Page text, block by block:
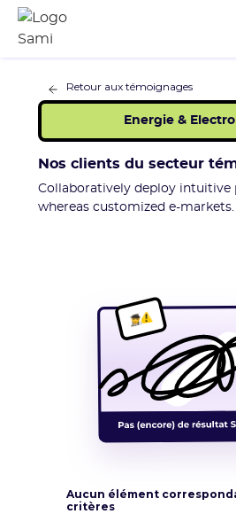
Retour aux témoignages
Energie &
Nos clients du secteur
Collaboratively deploy intuitive
whereas customized e-markets.
Aucun élément
critères